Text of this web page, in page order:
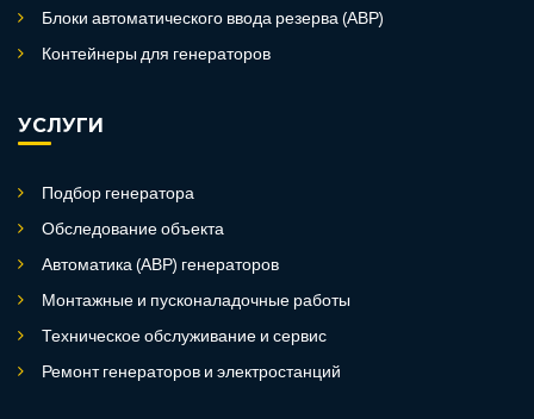
Блоки автоматического ввода резерва (АВР)
Контейнеры для генераторов
УСЛУГИ
Подбор генератора
Обследование объекта
Автоматика (АВР) генераторов
Монтажные и пусконаладочные работы
Техническое обслуживание и сервис
Ремонт генераторов и электростанций